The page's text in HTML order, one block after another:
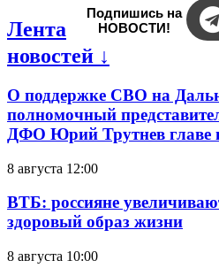
Подпишись на
НОВОСТИ!
Лента
новостей ↓
О поддержке СВО на
полномочный
ДФО Юрий Трутнев главе
8 августа 12:00
ВТБ: россияне
здоровый образ жизни
8 августа 10:00